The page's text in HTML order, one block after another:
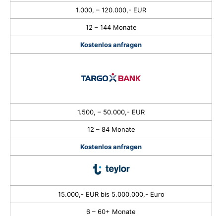
1.000, – 120.000,- EUR
12 – 144 Monate
Kostenlos anfragen
1.500, – 50.000,- EUR
12 – 84 Monate
Kostenlos anfragen
15.000,- EUR bis 5.000.000,- Euro
6 – 60+ Monate